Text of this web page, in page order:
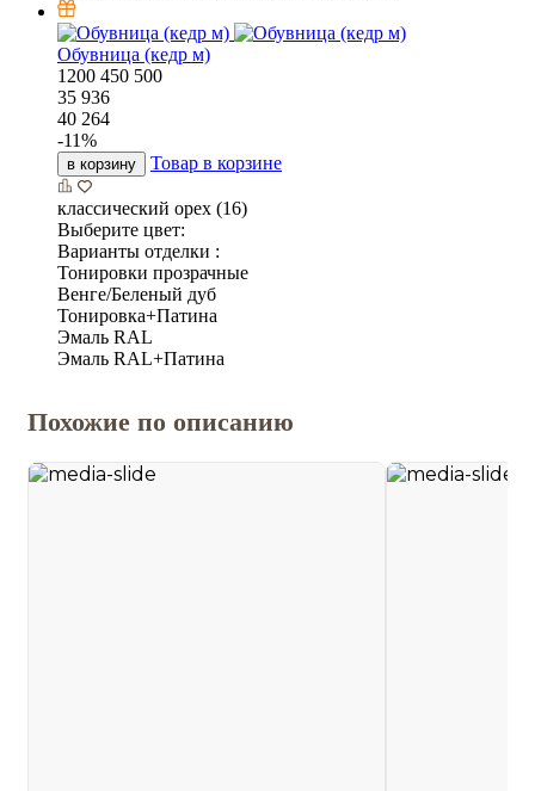
Обувница (кедр м)
1200 450 500
35 936
40 264
-11%
в корзину Товар в корзине
классический орех (16)
Выберите цвет:
Варианты отделки :
Тонировки прозрачные
Венге/Беленый дуб
Тонировка+Патина
Эмаль RAL
Эмаль RAL+Патина